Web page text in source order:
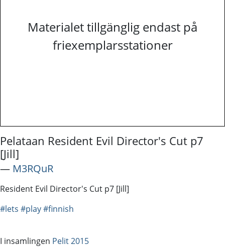
Materialet tillgänglig endast på
friexemplarsstationer
Pelataan Resident Evil Director's Cut p7
[Jill]
― M3RQuR
Resident Evil Director's Cut p7 [Jill]
#lets #play#finnish
I insamlingen Pelit 2015